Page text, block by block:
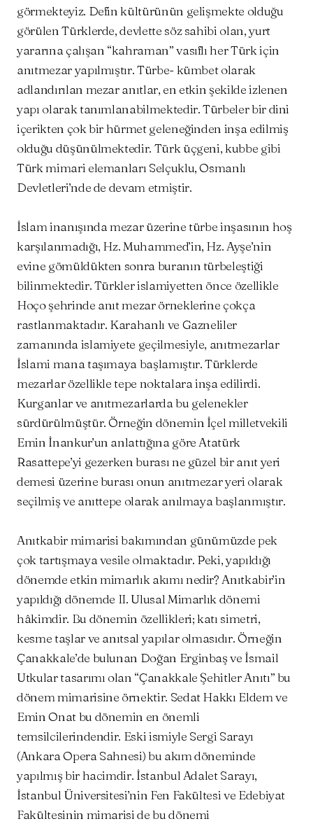
görmekteyiz. Defin kültürünün gelişmekte olduğu
görülen Türklerde, devlette söz sahibi olan, yurt
yararına çalışan “kahraman” vasıflı her Türk için
anıtmezar yapılmıştır. Türbe- kümbet olarak
adlandırılan mezar anıtlar, en etkin şekilde izlenen
yapı olarak tanımlanabilmektedir. Türbeler bir dini
içerikten çok bir hürmet geleneğinden inşa edilmiş
olduğu düşünülmektedir. Türk üçgeni, kubbe gibi
Türk mimari elemanları Selçuklu, Osmanlı
Devletleri’nde de devam etmiştir.
İslam inanışında mezar üzerine türbe inşasının hoş
karşılanmadığı, Hz. Muhammed’in, Hz. Ayşe’nin
evine gömüldükten sonra buranın türbeleştiği
bilinmektedir. Türkler islamiyetten önce özellikle
Hoço şehrinde anıt mezar örneklerine çokça
rastlanmaktadır. Karahanlı ve Gazneliler
zamanında islamiyete geçilmesiyle, anıtmezarlar
İslami mana taşımaya başlamıştır. Türklerde
mezarlar özellikle tepe noktalara inşa edilirdi.
Kurganlar ve anıtmezarlarda bu gelenekler
sürdürülmüştür. Örneğin dönemin İçel milletvekili
Emin İnankur’un anlattığına göre Atatürk
Rasattepe’yi gezerken burası ne güzel bir anıt yeri
demesi üzerine burası onun anıtmezar yeri olarak
seçilmiş ve anıttepe olarak anılmaya başlanmıştır.
Anıtkabir mimarisi bakımından günümüzde pek
çok tartışmaya vesile olmaktadır. Peki, yapıldığı
dönemde etkin mimarlık akımı nedir? Anıtkabir’in
yapıldığı dönemde II. Ulusal Mimarlık dönemi
hâkimdir. Bu dönemin özellikleri; katı simetri,
kesme taşlar ve anıtsal yapılar olmasıdır. Örneğin
Çanakkale’de bulunan Doğan Erginbaş ve İsmail
Utkular tasarımı olan “Çanakkale Şehitler Anıtı” bu
dönem mimarisine örnektir. Sedat Hakkı Eldem ve
Emin Onat bu dönemin en önemli
temsilcilerindendir. Eski ismiyle Sergi Sarayı
(Ankara Opera Sahnesi) bu akım döneminde
yapılmış bir hacimdir. İstanbul Adalet Sarayı,
İstanbul Üniversitesi’nin Fen Fakültesi ve Edebiyat
Fakültesinin mimarisi de bu dönemi